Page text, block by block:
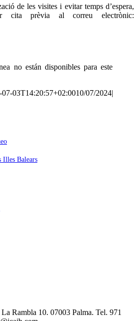
de les visites i evitar temps d’espera,
cita prèvia al correu electrònic:
no están disponibles para este
07-03T14:20:57+02:0010/07/2024|
Illes Balears
La Rambla 10. 07003 Palma. Tel. 971